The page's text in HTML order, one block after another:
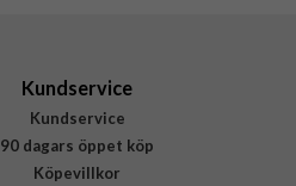
Kundservice
Kundservice
90 dagars öppet köp
Köpevillkor